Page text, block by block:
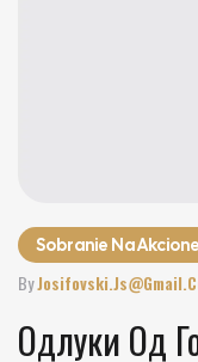
Sobranie Na
By
Одлуки Од